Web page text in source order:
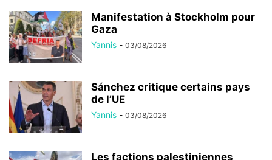
Manifestation à Stockholm pour
Gaza
Yannis - 03/08/2026
Sánchez critique certains pays
de l’UE
Yannis - 03/08/2026
Les factions palestiniennes